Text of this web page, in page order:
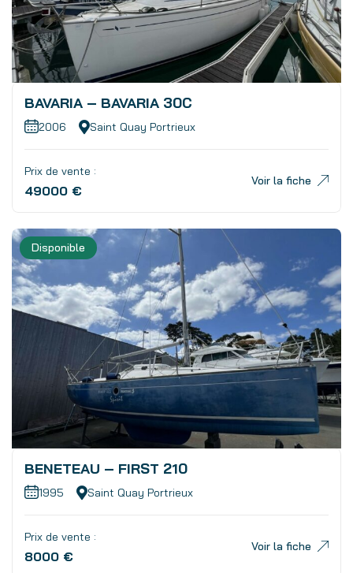
BAVARIA – BAVARIA 30C
2006 Saint Quay Portrieux
Prix de vente :
49000 €
Voir la fiche
Disponible
BENETEAU – FIRST 210
1995 Saint Quay Portrieux
Prix de vente :
8000 €
Voir la fiche